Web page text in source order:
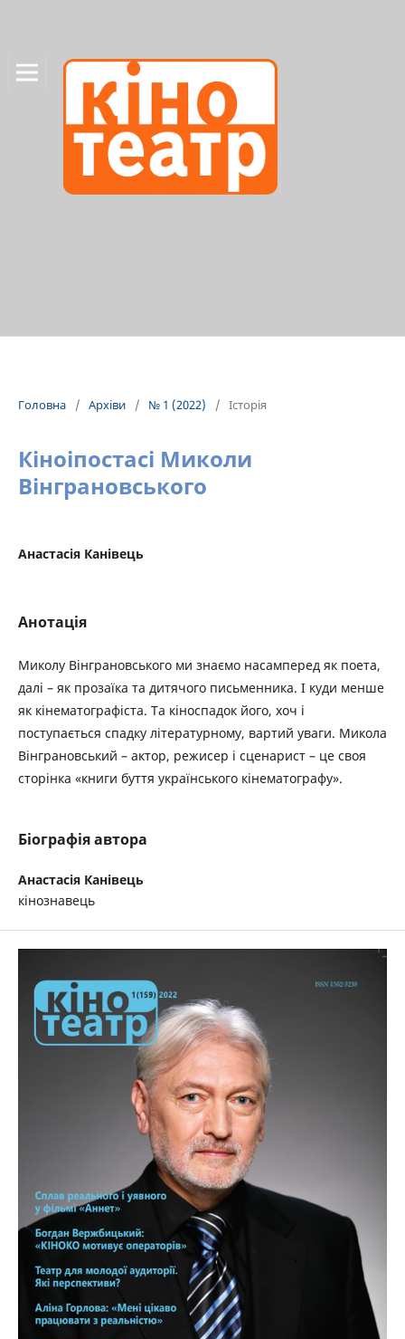
Головна / Архіви / № 1 (2022) / Історія
Кіноіпостасі Миколи
Вінграновського
Анастасія Канівець
Анотація
Миколу Вінграновського ми знаємо насамперед як поета,
далі – як прозаїка та дитячого письменника. І куди менше
як кінематографіста. Та кіноспадок його, хоч і
поступається спадку літературному, вартий уваги. Микола
Вінграновський – актор, режисер і сценарист – це своя
сторінка «книги буття українського кінематографу».
Біографія автора
Анастасія Канівець
кінознавець